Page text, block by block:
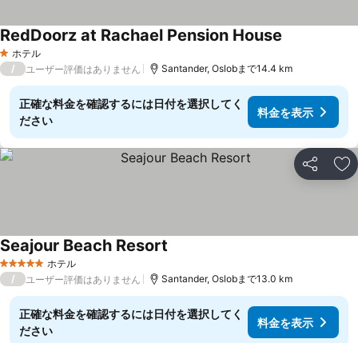
1 ホテルのランク
ホテル
RedDoorz at Rachael Pension House
/ ユーザー評価はありません Santander, Oslobまで14.4 km
正確な料金を確認するには日付を選択してく
ださい
料金を表示
シェア お
5 ホテルのランク
ホテル
Seajour Beach Resort
/ ユーザー評価はありません Santander, Oslobまで13.0 km
正確な料金を確認するには日付を選択してく
ださい
料金を表示